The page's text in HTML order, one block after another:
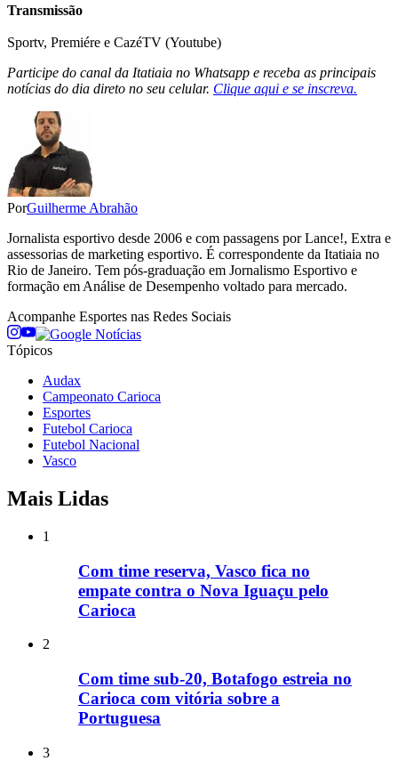
Transmissão
Sportv, Premiére e CazéTV (Youtube)
Participe do canal da Itatiaia no Whatsapp e receba as principais
notícias do dia direto no seu celular. Clique aqui e se inscreva.
PorGuilherme Abrahão
Jornalista esportivo desde 2006 e com passagens por Lance!, Extra e
assessorias de marketing esportivo. É correspondente da Itatiaia no
Rio de Janeiro. Tem pós-graduação em Jornalismo Esportivo e
formação em Análise de Desempenho voltado para mercado.
Acompanhe Esportes nas Redes Sociais
Tópicos
Audax
Campeonato Carioca
Esportes
Futebol Carioca
Futebol Nacional
Vasco
Mais Lidas
1
Com time reserva, Vasco fica no
empate contra o Nova Iguaçu pelo
Carioca
2
Com time sub-20, Botafogo estreia no
Carioca com vitória sobre a
Portuguesa
3